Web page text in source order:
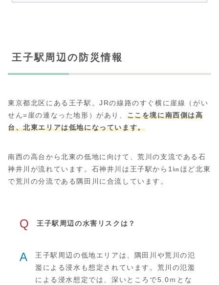
王子駅周辺の防災情報
東京都北区にある王子駅。JRの線路のすぐ横に崖線（がい
せん=崖の連なった地形）があり、 ここを境に南西側は高
台、北東エリアは低地になっています。
南西の高台から北東の低地に向けて、荒川の支流である石
神井川が流れています。石神井川は王子駅から1㎞ほど北東
で荒川の分流である隅田川に合流しています。
Q 王子駅周辺の水害リスクは？
A
王子駅周辺の低地エリアは、隅田川や荒川の氾
濫による浸水も想定されています。荒川の氾濫
による浸水想定では、深いところで5.0ｍとな